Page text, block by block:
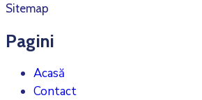
Sitemap
Pagini
Acasă
Contact